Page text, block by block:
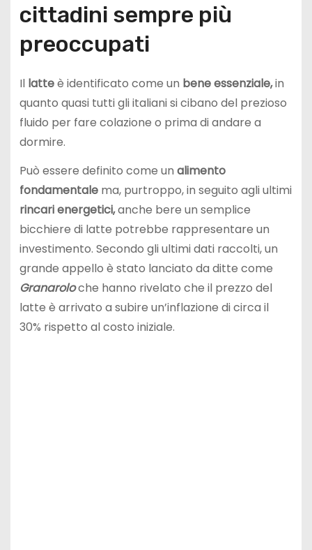
cittadini sempre più
preoccupati
Il latteè identificato come un bene essenziale,in
quanto quasi tutti gli italiani si cibano del prezioso
fluido per fare colazione o prima di andare a
dormire.
Può essere definito come un alimento
fondamentalema, purtroppo, in seguito agli ultimi
rincari energetici,anche bere un semplice
bicchiere di latte potrebbe rappresentare un
investimento. Secondo gli ultimi dati raccolti, un
grande appello è stato lanciato da ditte come
Granaroloche hanno rivelato che il prezzo del
latte è arrivato a subire un’inflazione di circa il
30% rispetto al costo iniziale.